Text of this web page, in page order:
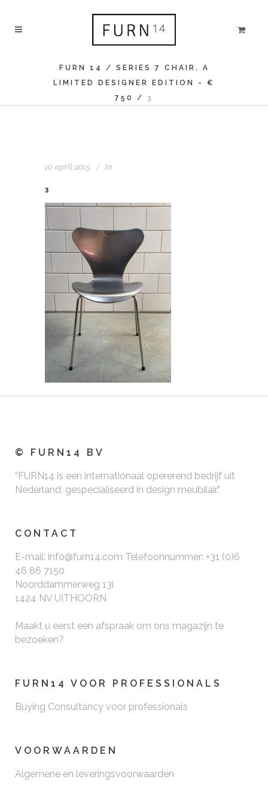
FURN 14 / SERIES 7 CHAIR, A
LIMITED DESIGNER EDITION - €
750
/ 3
10 april 2015 In
3
© FURN14 BV
“FURN14 is een internationaal opererend bedrijf uit
Nederland, gespecialiseerd in design meubilair.”
CONTACT
E-mail: info@furn14.com Telefoonnummer: +31 (0)6
46 86 7150
Noorddammerweg 13i
1424 NV UITHOORN
Maakt u eerst een afspraak om ons magazijn te
bezoeken?
FURN14 VOOR PROFESSIONALS
Buying Consultancy voor professionals
VOORWAARDEN
Algemene en leveringsvoorwaarden